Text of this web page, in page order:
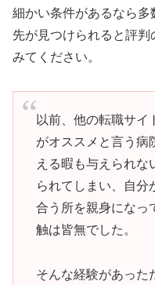
細かい条件があるなら
先が見つけられると評判
みてください。
以前、他の転職サイ
がオススメと言う病
える暇も与えられな
られてしまい、自分
合う所を親身になっ
触は皆無でした。
そんな経験があった